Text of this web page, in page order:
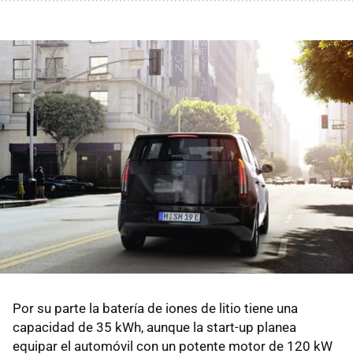
Por su parte la batería de iones de litio tiene una
capacidad de 35 kWh, aunque la start-up planea
equipar el automóvil con un potente motor de 120 kW